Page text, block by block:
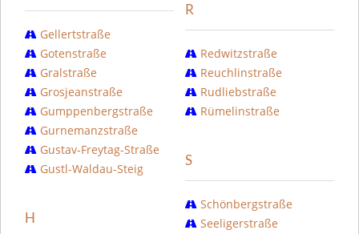
Gellertstraße
Gotenstraße
Gralstraße
Grosjeanstraße
Gumppenbergstraße
Gurnemanzstraße
Gustav-Freytag-Straße
Gustl-Waldau-Steig
H
R
Redwitzstraße
Reuchlinstraße
Rudliebstraße
Rümelinstraße
S
Schönbergstraße
Seeligerstraße